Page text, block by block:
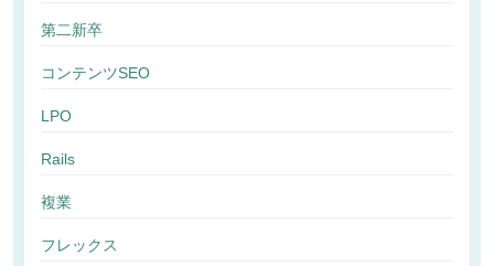
第二新卒
コンテンツSEO
LPO
Rails
複業
フレックス